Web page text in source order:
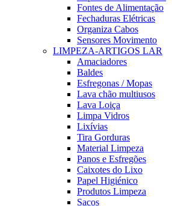
Fontes de Alimentação
Fechaduras Elétricas
Organiza Cabos
Sensores Movimento
LIMPEZA-ARTIGOS LAR
Amaciadores
Baldes
Esfregonas / Mopas
Lava chão multiusos
Lava Loiça
Limpa Vidros
Lixívias
Tira Gorduras
Material Limpeza
Panos e Esfregões
Caixotes do Lixo
Papel Higiénico
Produtos Limpeza
Sacos